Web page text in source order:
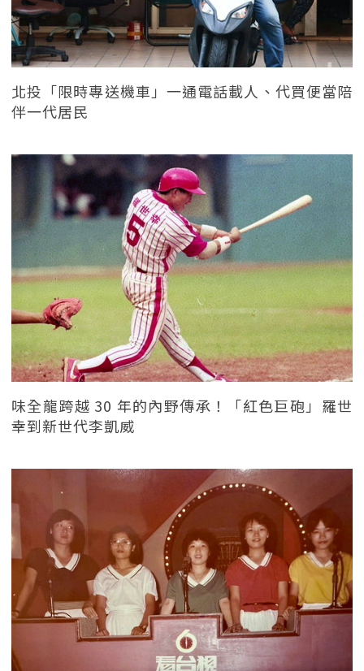
北投「限時專送機車」一通電話載人、代買便當陪
伴一代居民
味全龍跨越 30 年的內野傳承！「紅色巨砲」羅世
幸到新世代李凱威